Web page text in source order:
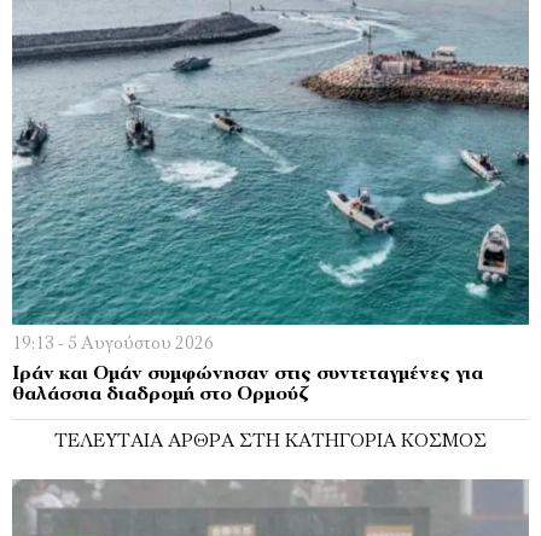
19:13 - 5 Αυγούστου 2026
Ιράν και Ομάν συμφώνησαν στις συντεταγμένες για
θαλάσσια διαδρομή στο Ορμούζ
ΤΕΛΕΥΤΑΊΑ ΆΡΘΡΑ ΣΤΗ ΚΑΤΗΓΟΡΊΑ ΚΌΣΜΟΣ